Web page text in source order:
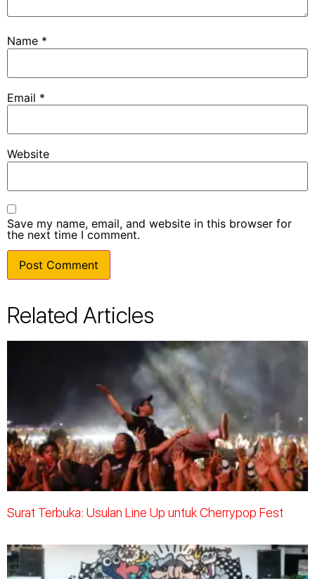
Name *
Email *
Website
Save my name, email, and website in this browser for
the next time I comment.
Related Articles
Surat Terbuka: Usulan Line Up untuk Cherrypop Fest